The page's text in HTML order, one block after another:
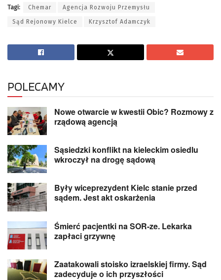
Tagi: Chemar Agencja Rozwoju Przemysłu
Sąd Rejonowy Kielce Krzysztof Adamczyk
POLECAMY
Nowe otwarcie w kwestii Obic? Rozmowy z
rządową agencją
Sąsiedzki konflikt na kieleckim osiedlu
wkroczył na drogę sądową
Były wiceprezydent Kielc stanie przed
sądem. Jest akt oskarżenia
Śmierć pacjentki na SOR-ze. Lekarka
zapłaci grzywnę
Zaatakowali stoisko izraelskiej firmy. Sąd
zadecyduje o ich przyszłości